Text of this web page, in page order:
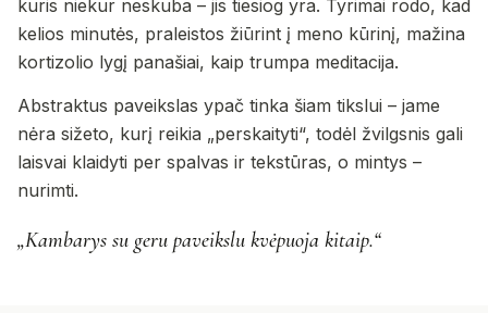
kuris niekur neskuba – jis tiesiog yra. Tyrimai rodo, kad
kelios minutės, praleistos žiūrint į meno kūrinį, mažina
kortizolio lygį panašiai, kaip trumpa meditacija.
Abstraktus paveikslas ypač tinka šiam tikslui – jame
nėra sižeto, kurį reikia „perskaityti“, todėl žvilgsnis gali
laisvai klaidyti per spalvas ir tekstūras, o mintys –
nurimti.
„Kambarys su geru paveikslu kvėpuoja kitaip.“